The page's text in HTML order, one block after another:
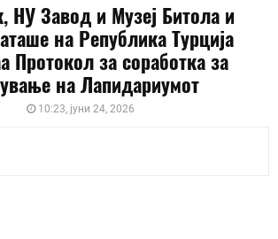
НУ Завод и Музеј Битола и
на Република Турција
Протокол за соработка за
на Лапидариумот
10:23, јуни 24, 2026